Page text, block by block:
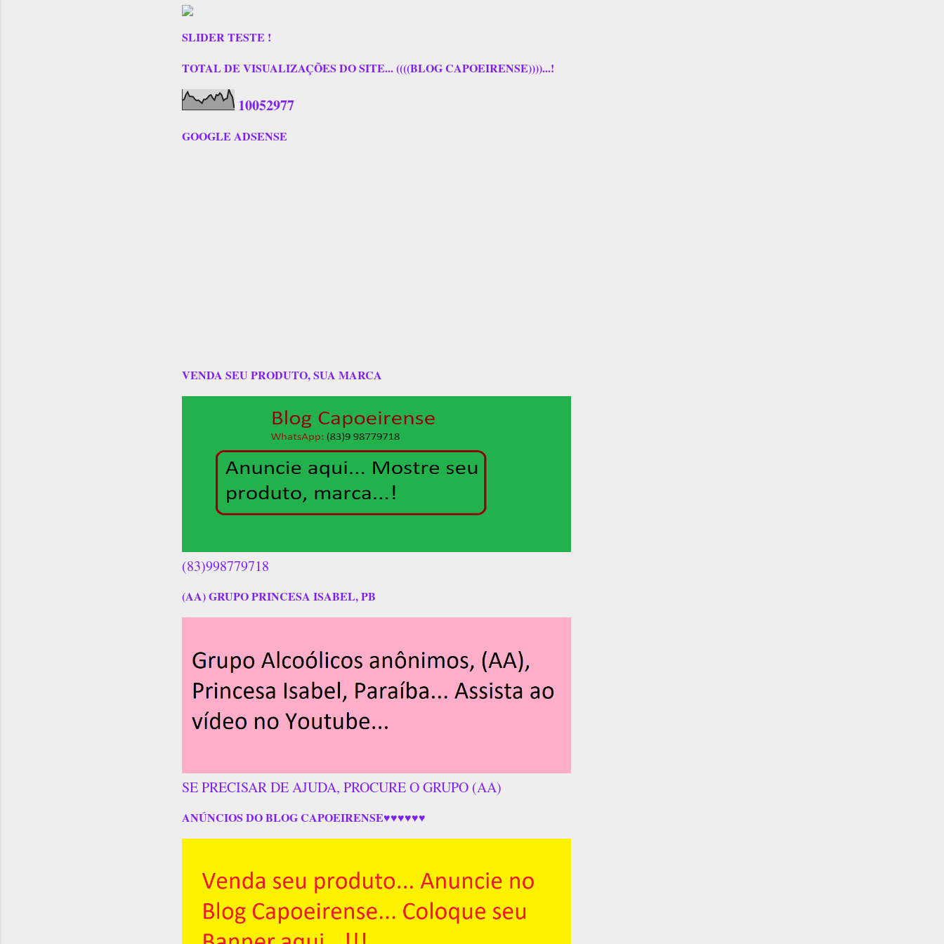
SLIDER TESTE !
TOTAL DE VISUALIZAÇÕES DO SITE... ((((BLOG CAPOEIRENSE))))...!
10052977
GOOGLE ADSENSE
VENDA SEU PRODUTO, SUA MARCA
(83)998779718
(AA) GRUPO PRINCESA ISABEL, PB
SE PRECISAR DE AJUDA, PROCURE O GRUPO (AA)
ANÚNCIOS DO BLOG CAPOEIRENSE♥♥♥♥♥♥